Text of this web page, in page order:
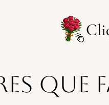
que